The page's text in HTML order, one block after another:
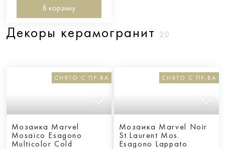
В корзину
Декоры керамогранит 20
СНЯТО С ПР-ВА
Мозаика Marvel
Mosaico Esagono
Multicolor Cold
СНЯТО С ПР-ВА
Мозаика Marvel Noir
St.Laurent Mos.
Esagono Lappato